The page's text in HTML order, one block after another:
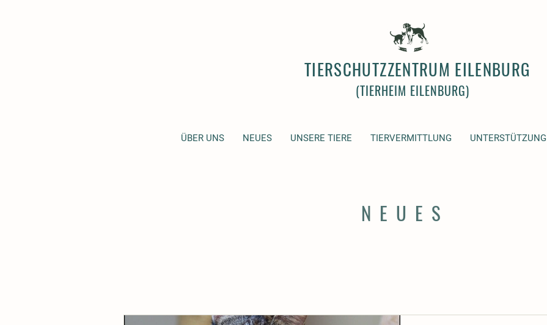
TIERSCHUTZZENTRUM EILENBURG
(TIERHEIM EILENBURG)
ÜBER UNS NEUES UNSERE TIERE TIERVERMITTLUNG UNTERSTÜTZUNG
NEUES